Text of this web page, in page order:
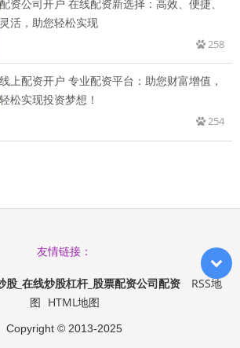
配资公司开户 在线配资新选择：高效、便捷、
灵活，助您轻松实现
258
线上配资开户 专业配资平台：助您财富增值，
轻松实现投资梦想！
254
友情链接：
股_在线炒股杠杆_股票配资公司配资
RSS地
图 HTML地图
Copyright © 2013-2025